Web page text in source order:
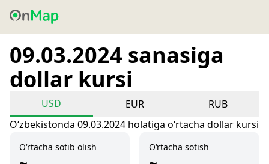
09.03.2024 sanasiga
dollar kursi
USD EUR
RUB
Oʻzbekistonda 09.03.2024 holatiga oʻrtacha dollar kursi
O‘rtacha sotib olish O‘rtacha sotish